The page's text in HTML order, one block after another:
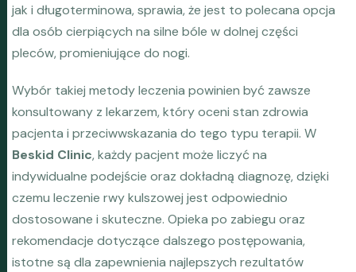
jak i długoterminowa, sprawia, że jest to polecana opcja
dla osób cierpiących na silne bóle w dolnej części
pleców, promieniujące do nogi.
Wybór takiej metody leczenia powinien być zawsze
konsultowany z lekarzem, który oceni stan zdrowia
pacjenta i przeciwwskazania do tego typu terapii. W
Beskid Clinic, każdy pacjent może liczyć na
indywidualne podejście oraz dokładną diagnozę, dzięki
czemu leczenie rwy kulszowej jest odpowiednio
dostosowane i skuteczne. Opieka po zabiegu oraz
rekomendacje dotyczące dalszego postępowania,
istotne są dla zapewnienia najlepszych rezultatów